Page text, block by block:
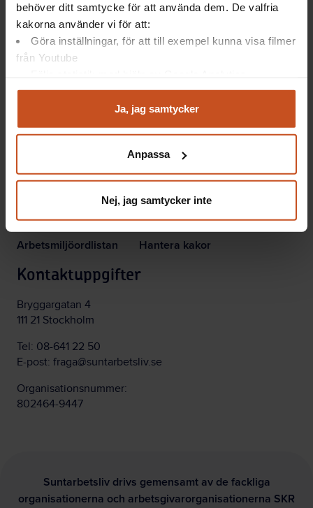
behöver ditt samtycke för att använda dem. De valfria
kakorna använder vi för att:
Göra inställningar, för att till exempel kunna visa filmer
från Youtube
Analysera trafik för att kunna visa riktad information
Du kan när som helst återta ditt godkännande genom att
integritet@suntarbetsliv.se.
Ja, jag samtycker
Anpassa
Nej, jag samtycker inte
Verktyg och utbildningar
Poddar
Arbetsmiljöordlistan
Om oss
Kontakt
Lediga tjänster
Integritetspolicy
Hantera kakor
Kontaktuppgifter
Bryggargatan 4
111 21 Stockholm
Tel: 08-641 22 50
E-post: fraga@suntarbetsliv.se
Organisationsnummer:
802464-9447
Suntarbetsliv drivs gemensamt av de fackliga
organisationerna och arbetsgivarorganisationerna SKR